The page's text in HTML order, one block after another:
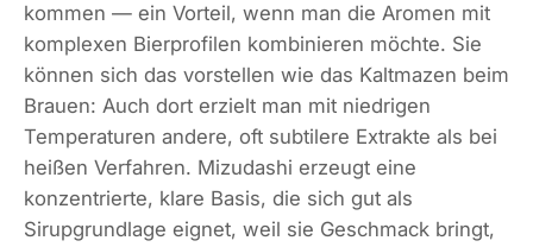
kommen — ein Vorteil, wenn man die Aromen mit
komplexen Bierprofilen kombinieren möchte. Sie
können sich das vorstellen wie das Kaltmazen beim
Brauen: Auch dort erzielt man mit niedrigen
Temperaturen andere, oft subtilere Extrakte als bei
heißen Verfahren. Mizudashi erzeugt eine
konzentrierte, klare Basis, die sich gut als
Sirupgrundlage eignet, weil sie Geschmack bringt,